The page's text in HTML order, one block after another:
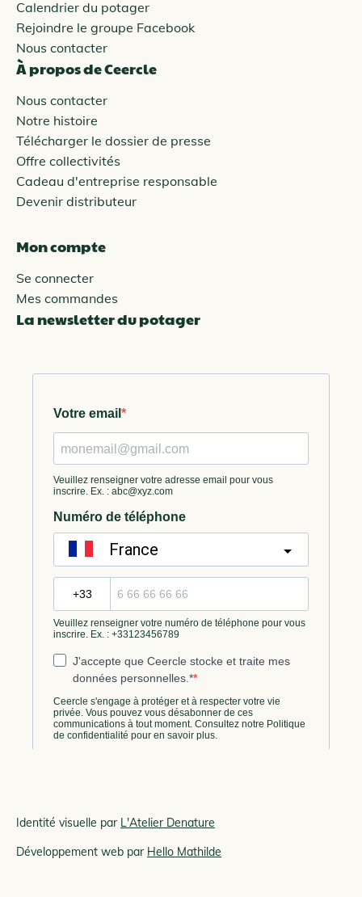
Calendrier du potager
Rejoindre le groupe Facebook
Nous contacter
À propos de Ceercle
Nous contacter
Notre histoire
Télécharger le dossier de presse
Offre collectivités
Cadeau d'entreprise responsable
Devenir distributeur
Mon compte
Se connecter
Mes commandes
La newsletter du potager
Identité visuelle par L'Atelier Denature
Développement web par Hello Mathilde